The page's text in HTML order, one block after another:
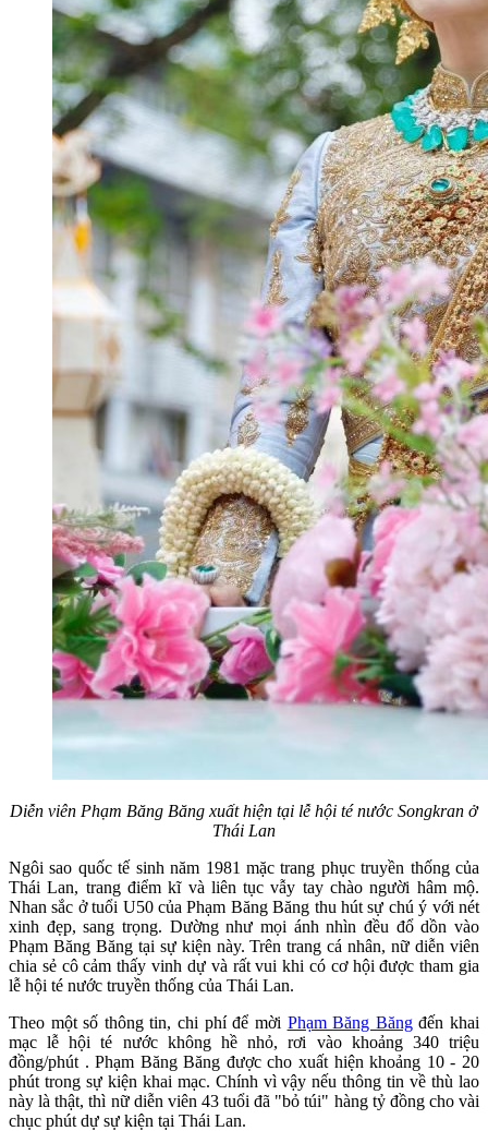
Diễn viên Phạm Băng Băng xuất hiện tại lễ hội té nước Songkran ở
Thái Lan
Ngôi sao quốc tế sinh năm 1981 mặc trang phục truyền thống của
Thái Lan, trang điểm kĩ và liên tục vẫy tay chào người hâm mộ.
Nhan sắc ở tuổi U50 của Phạm Băng Băng thu hút sự chú ý với nét
xinh đẹp, sang trọng. Dường như mọi ánh nhìn đều đổ dồn vào
Phạm Băng Băng tại sự kiện này. Trên trang cá nhân, nữ diễn viên
chia sẻ cô cảm thấy vinh dự và rất vui khi có cơ hội được tham gia
lễ hội té nước truyền thống của Thái Lan.
Theo một số thông tin, chi phí để mời Phạm Băng Băngđến khai
mạc lễ hội té nước không hề nhỏ, rơi vào khoảng 340 triệu
đồng/phút . Phạm Băng Băng được cho xuất hiện khoảng 10 - 20
phút trong sự kiện khai mạc. Chính vì vậy nếu thông tin về thù lao
này là thật, thì nữ diễn viên 43 tuổi đã "bỏ túi" hàng tỷ đồng cho vài
chục phút dự sự kiện tại Thái Lan.